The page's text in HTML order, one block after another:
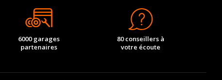
6000 garages
partenaires
80 conseillers à
votre écoute